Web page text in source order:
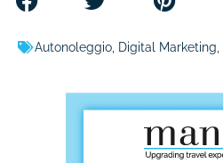
Autonoleggio Digital Marketing